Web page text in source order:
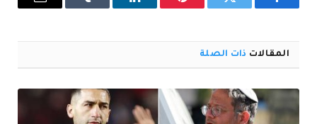
فيسبوك تويتر بينتيريستلينكدإن Tumblr
البريد
المقالات ذات الصلة